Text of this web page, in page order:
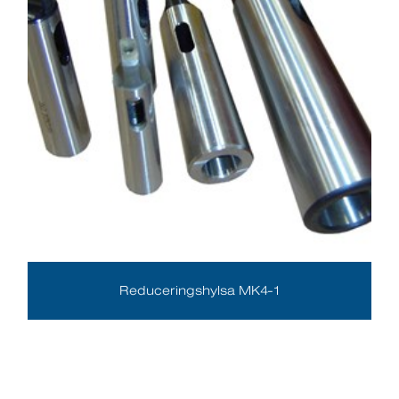
Reduceringshylsa MK4-1